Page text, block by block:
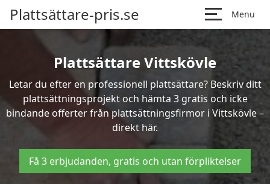
Plattsättare-pris.se Menu
Plattsättare Vittskövle
Letar du efter en professionell plattsättare? Beskriv ditt
plattsättningsprojekt och hämta 3 gratis och icke
bindande offerter från plattsättningsfirmor i Vittskövle –
direkt här.
Få 3 erbjudanden, gratis och utan förpliktelser